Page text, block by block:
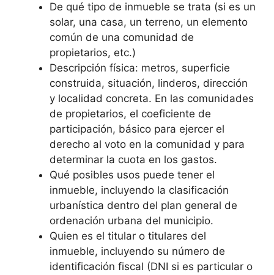
De qué tipo de inmueble se trata (si es un
solar, una casa, un terreno, un elemento
común de una comunidad de
propietarios, etc.)
Descripción física: metros, superficie
construida, situación, linderos, dirección
y localidad concreta. En las comunidades
de propietarios, el coeficiente de
participación, básico para ejercer el
derecho al voto en la comunidad y para
determinar la cuota en los gastos.
Qué posibles usos puede tener el
inmueble, incluyendo la clasificación
urbanística dentro del plan general de
ordenación urbana del municipio.
Quien es el titular o titulares del
inmueble, incluyendo su número de
identificación fiscal (DNI si es particular o